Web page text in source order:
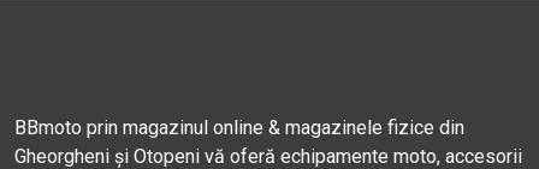
BBmoto prin magazinul online & magazinele fizice din
Gheorgheni și Otopeni vă oferă echipamente moto, accesorii